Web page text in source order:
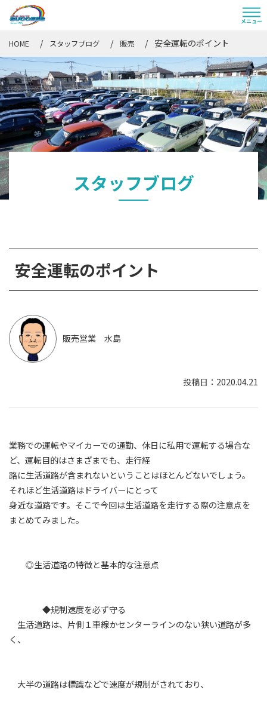
HOME スタッフブログ 販売 安全運転のポイント
スタッフブログ
安全運転のポイント
販売営業 水島
2020.04.21
業務での運転やマイカーでの通勤、休日に私用で運転する場合な
ど、運転目的はさまざまでも、走行経
路に生活道路が含まれないということはほとんどないでしょう。
それほど生活道路はドライバーにとって
身近な道路です。そこで今回は生活道路を走行する際の注意点を
まとめてみました。
◎生活道路の特徴と基本的な注意点
◆規制速度を必ず守る
生活道路は、片側１車線かセンターラインのない狭い道路が多
く、
大半の道路は標識などで速度が規制がされており、